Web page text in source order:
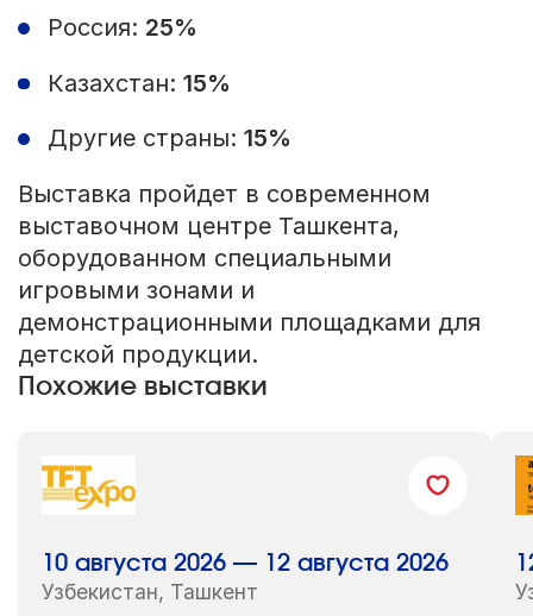
Россия: 25%
Казахстан: 15%
Другие страны: 15%
Выставка пройдет в современном
выставочном центре Ташкента,
оборудованном специальными
игровыми зонами и
демонстрационными площадками для
детской продукции.
Похожие выставки
10 августа 2026 — 12 августа 2026
Узбекистан, Ташкент